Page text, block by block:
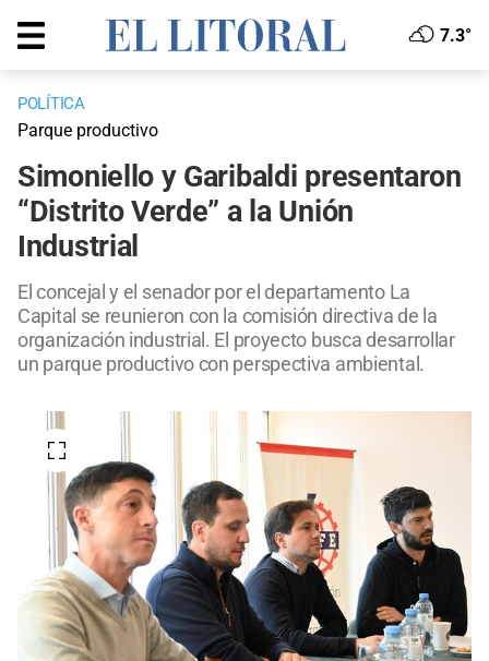
7.3°
POLÍTICA
Parque productivo
Simoniello y Garibaldi presentaron
“Distrito Verde” a la Unión
Industrial
El concejal y el senador por el departamento La
Capital se reunieron con la comisión directiva de la
organización industrial. El proyecto busca desarrollar
un parque productivo con perspectiva ambiental.